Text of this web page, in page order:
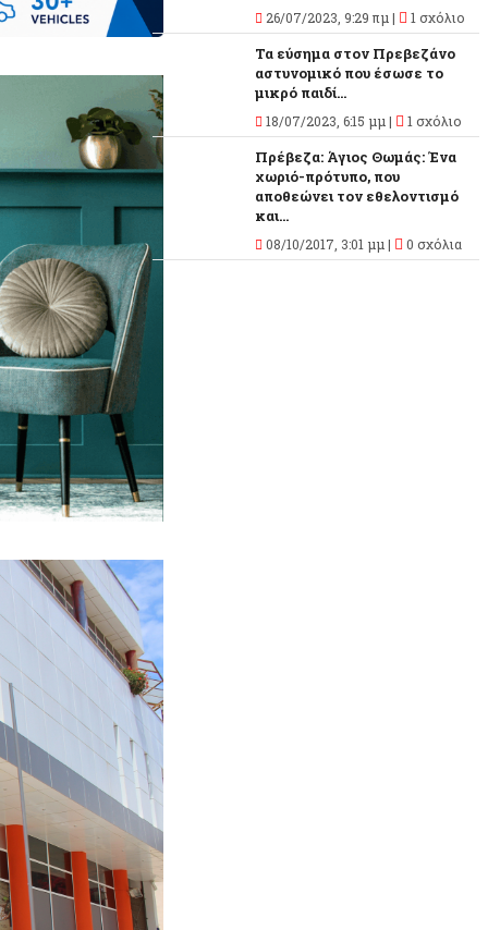
26/07/2023, 9:29 πμ | 1 σχόλιο
Τα εύσημα στον Πρεβεζάνο
αστυνομικό που έσωσε το
μικρό παιδί...
18/07/2023, 6:15 μμ | 1 σχόλιο
Πρέβεζα: Άγιος Θωμάς: Ένα
χωριό-πρότυπο, που
αποθεώνει τον εθελοντισμό
και...
08/10/2017, 3:01 μμ | 0 σχόλια